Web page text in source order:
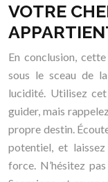
VOTRE
En conclusion,
sous le sceau de
lucidité. Utilisez
guider, mais
propre destin.
potentiel, et
force. N’hésitez